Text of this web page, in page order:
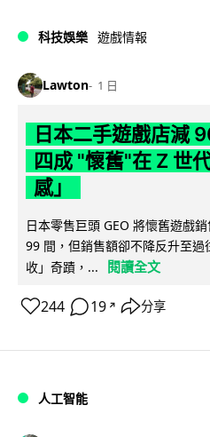
科技娛樂 遊戲情報
Lawton 1 日
日本二手遊戲店減
四成 "懷舊"在 Z 世
感」
日本零售巨頭 GEO 將懷舊遊戲
99 間，但銷售額卻不降反升至
收」奇蹟，...
閱讀全文
244 19 ↗ 分享
人工智能